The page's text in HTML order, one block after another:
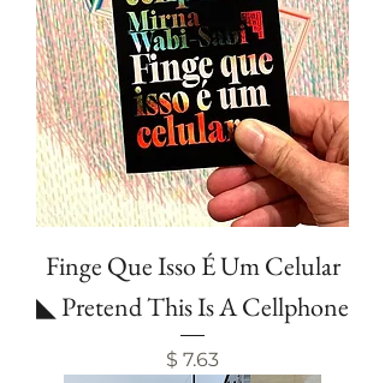
Finge Que Isso É Um Celular
◣ Pretend This Is A Cellphone
Price
$ 7.63